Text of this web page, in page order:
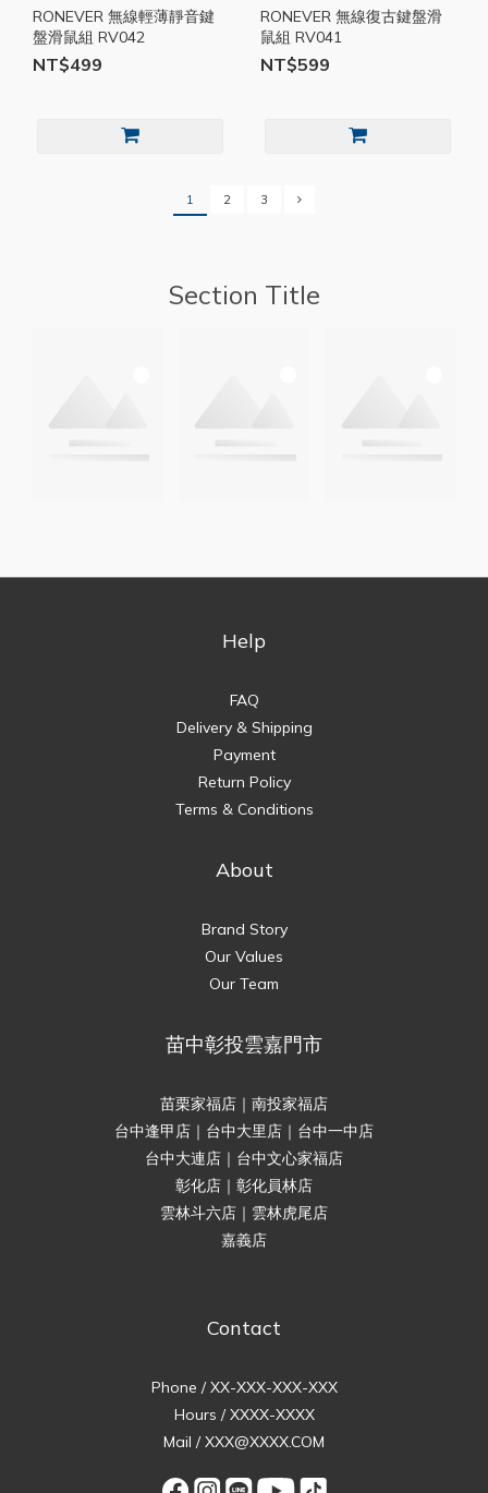
RONEVER 無線輕薄靜音鍵
盤滑鼠組 RV042
NT$499
RONEVER 無線復古鍵盤滑
鼠組 RV041
NT$599
1 2 3
Section Title
Help
FAQ
Delivery & Shipping
Payment
Return Policy
Terms & Conditions
About
Brand Story
Our Values
Our Team
苗中彰投雲嘉門市
苗栗家福店｜南投家福店
台中逢甲店｜台中大里店｜台中一中店
台中大連店｜台中文心家福店
彰化店｜彰化員林店
雲林斗六店｜雲林虎尾店
嘉義店
Contact
Phone / XX-XXX-XXX-XXX
Hours / XXXX-XXXX
Mail / XXX@XXXX.COM